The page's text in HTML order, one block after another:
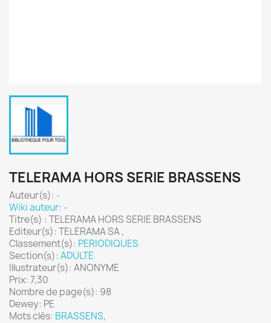
TELERAMA HORS SERIE BRASSENS
Auteur(s): -
Wiki auteur: -
Titre(s) : TELERAMA HORS SERIE BRASSENS
Editeur(s): TELERAMA SA ,
Classement(s): PERIODIQUES
Section(s): ADULTE
Illustrateur(s): ANONYME
Prix: 7,30
Nombre de page(s): 98
Dewey: PE
Mots clés: BRASSENS,